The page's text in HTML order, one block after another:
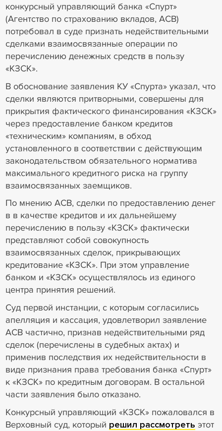
конкурсный управляющий банка «Спурт»
(Агентство по страхованию вкладов, АСВ)
потребовал в суде признать недействительными
сделками взаимосвязанные операции по
перечислению денежных средств в пользу
«КЗСК».
В обоснование заявления КУ «Спурта» указал, что
сделки являются притворными, совершены для
прикрытия фактического финансирования «КЗСК»
через предоставление банком кредитов
«техническим» компаниям, в обход
установленного в соответствии с действующим
законодательством обязательного норматива
максимального кредитного риска на группу
взаимосвязанных заемщиков.
По мнению АСВ, сделки по предоставлению денег
в в качестве кредитов и их дальнейшему
перечислению в пользу «КЗСК» фактически
представляют собой совокупность
взаимосвязанных сделок, прикрывающих
кредитование «КЗСК». При этом управление
банком и «КЗСК» осуществлялось из единого
центра принятия решений.
Суд первой инстанции, с которым согласились
апелляция и кассация, удовлетворил заявление
АСВ частично, признав недействительными ряд
сделок (перечислены в судебных актах) и
применив последствия их недействительности в
виде признания права требования банка «Спурт»
к «КЗСК» по кредитным договорам. В остальной
части заявления было отказано.
Конкурсный управляющий «КЗСК» пожаловался в
Верховный суд, который решил рассмотреть этот